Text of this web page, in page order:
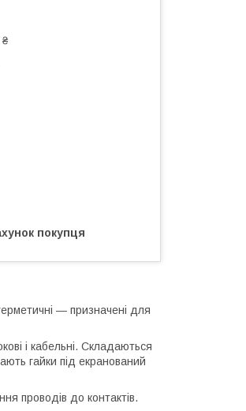
₴
покупця
― призначені для
і кабельні. Складаються
гайки під екранований
проводів до контактів.